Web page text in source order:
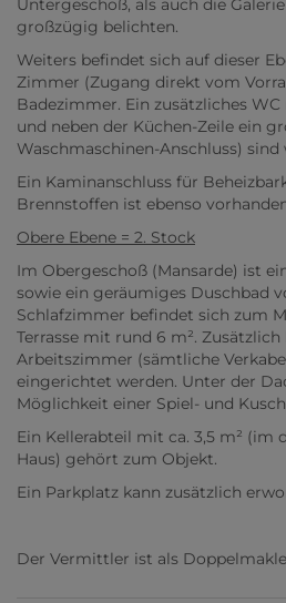
Untergeschoß, als auch die
großzügig belichten.
Weiters befindet sich auf dieser
Zimmer (Zugang direkt vom
Badezimmer. Ein zusätzliches
und neben der Küchen-Zeile ein
Waschmaschinen-Anschluss) sind
Ein Kaminanschluss für
Brennstoffen ist ebenso
Obere Ebene = 2. Stock
Im Obergeschoß (Mansarde) ist
sowie ein geräumiges Duschbad
Schlafzimmer befindet sich zum
Terrasse mit rund 6 m².
Arbeitszimmer (sämtliche
eingerichtet werden. Unter der
Möglichkeit einer Spiel- und
Ein Kellerabteil mit ca. 3,5 m² (im
Haus) gehört zum Objekt.
Ein Parkplatz kann zusätzlich
Der Vermittler ist als